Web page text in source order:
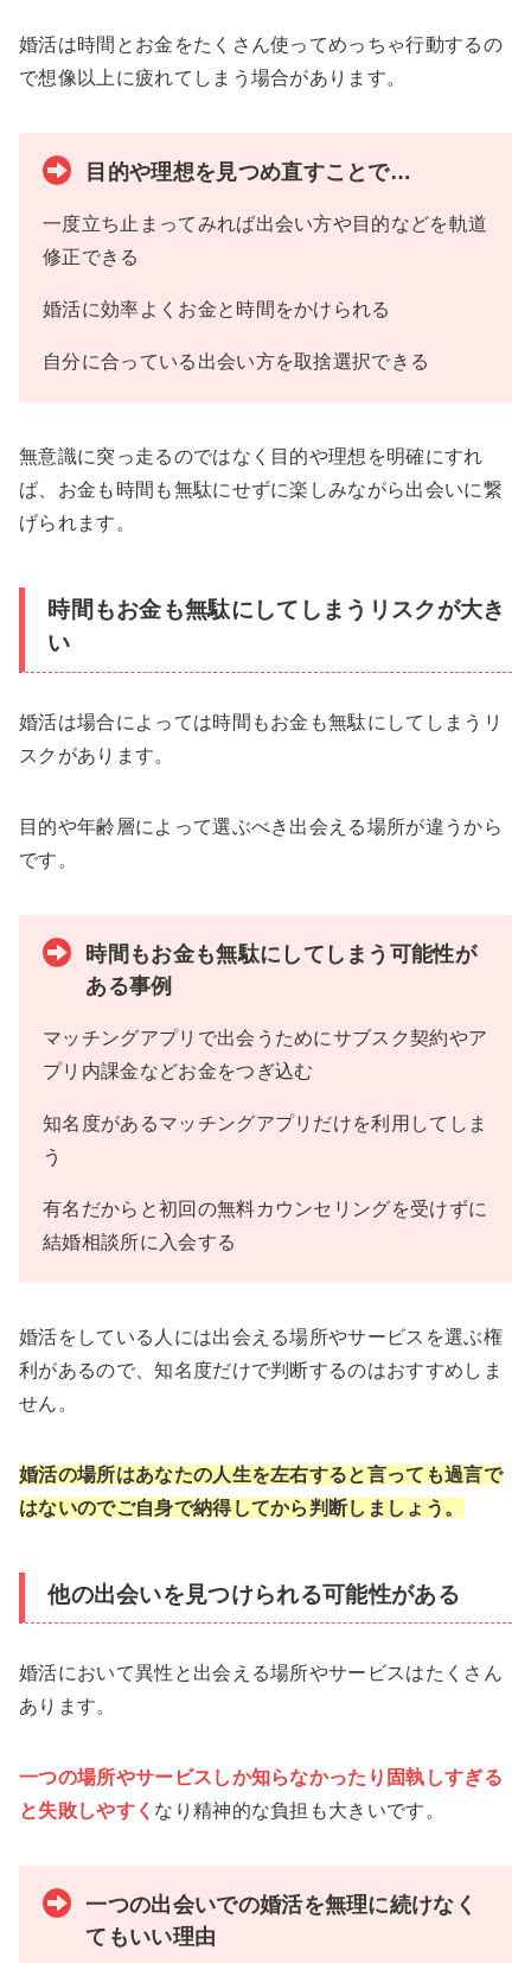
婚活は時間とお金をたくさん使ってめっちゃ行動するの
で想像以上に疲れてしまう場合があります。
目的や理想を見つめ直すことで…
一度立ち止まってみれば出会い方や目的などを軌道
修正できる
婚活に効率よくお金と時間をかけられる
自分に合っている出会い方を取捨選択できる
無意識に突っ走るのではなく目的や理想を明確にすれ
ば、お金も時間も無駄にせずに楽しみながら出会いに繋
げられます。
時間もお金も無駄にしてしまうリスクが大き
い
婚活は場合によっては時間もお金も無駄にしてしまうリ
スクがあります。
目的や年齢層によって選ぶべき出会える場所が違うから
です。
時間もお金も無駄にしてしまう可能性が
ある事例
マッチングアプリで出会うためにサブスク契約やア
プリ内課金などお金をつぎ込む
知名度があるマッチングアプリだけを利用してしま
う
有名だからと初回の無料カウンセリングを受けずに
結婚相談所に入会する
婚活をしている人には出会える場所やサービスを選ぶ権
利があるので、知名度だけで判断するのはおすすめしま
せん。
婚活の場所はあなたの人生を左右すると言っても過言で
はないのでご自身で納得してから判断しましょう。
他の出会いを見つけられる可能性がある
婚活において異性と出会える場所やサービスはたくさん
あります。
一つの場所やサービスしか知らなかったり固執しすぎる
と失敗しやすく なり精神的な負担も大きいです。
一つの出会いでの婚活を無理に続けなく
てもいい理由